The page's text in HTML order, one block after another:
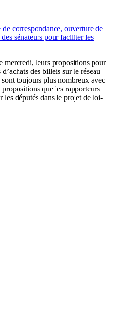
correspondance, ouverture de
sénateurs pour faciliter les
mercredi, leurs propositions pour
des billets sur le réseau
toujours plus nombreux avec
que les rapporteurs
les députés dans le projet de loi-